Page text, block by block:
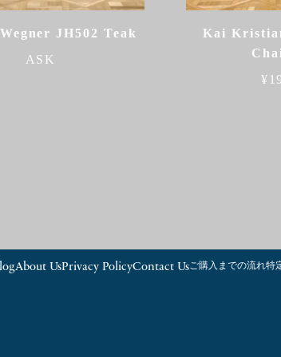
JH502 Teak
ASK
Kai
¥
About UsPrivacy PolicyContact Usご購入までの流れ特